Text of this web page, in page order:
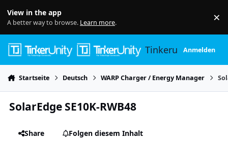
View in the app
A better way to browse. Learn more. ×
TinkerunityAnmelden
Startseite Deutsch WARP Charger / Energy Manager
SolarEdge SE10K-RWB48
Share
Folgen diesem Inhalt